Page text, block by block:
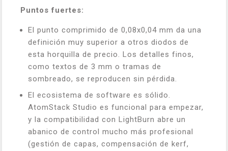
Puntos fuertes:
El punto comprimido de 0,08x0,04 mm da una
definición muy superior a otros diodos de
esta horquilla de precio. Los detalles finos,
como textos de 3 mm o tramas de
sombreado, se reproducen sin pérdida.
El ecosistema de software es sólido.
AtomStack Studio es funcional para empezar,
y la compatibilidad con LightBurn abre un
abanico de control mucho más profesional
(gestión de capas, compensación de kerf,